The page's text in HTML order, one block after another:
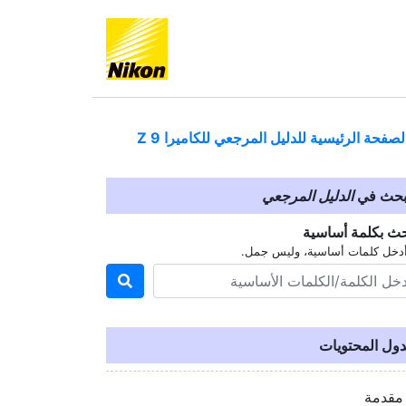
الرئيسية للدليل المرجعي للكاميرا Z 9
فيالدليل المرجعي
بكلمة أساسية
أدخل كلمات أساسية، وليس جمل.
المحتويات
مقدمة